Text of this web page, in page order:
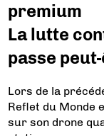
premium
La lutte
passe
Lors de la
Reflet du Monde
sur son drone